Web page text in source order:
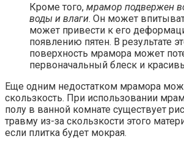
Кроме того, мрамор подвержен
воды и влаги. Он может
может привести к его
появлению пятен. В результате
поверхность мрамора может
первоначальный блеск и
Еще одним недостатком мрамора
скользкость. При использовании
полу в ванной комнате существует
травму из-за скользкости этого
если плитка будет мокрая.